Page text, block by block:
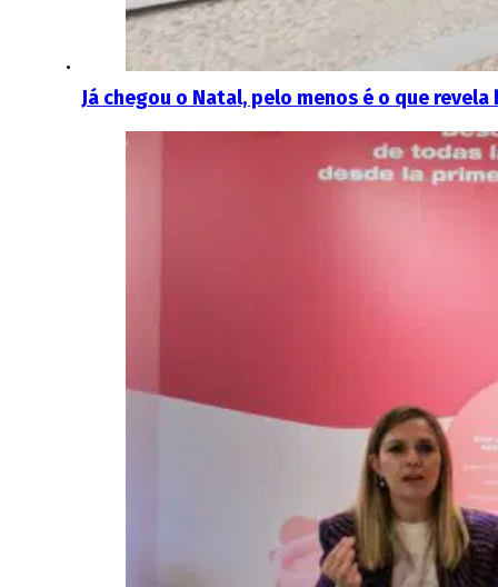
Já chegou o Natal, pelo menos é o que